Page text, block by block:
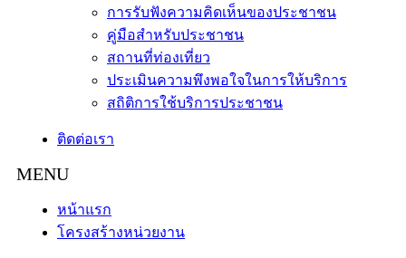
การรับฟังความคิดเห็นของประชาชน
คู่มือสำหรับประชาชน
สถานที่ท่องเที่ยว
ประเมินความพึงพอใจในการให้บริการ
สถิติการใช้บริการประชาชน
ติดต่อเรา
หน้าแรก
โครงสร้างหน่วยงาน